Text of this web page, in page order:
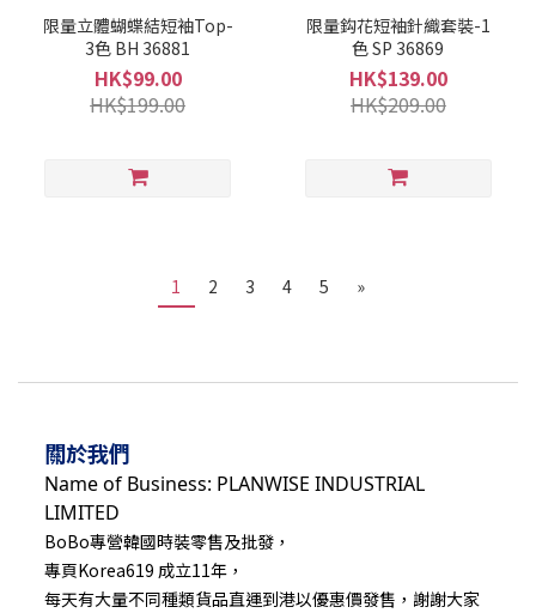
限量立體蝴蝶結短袖Top-
3色 BH 36881
HK$99.00
HK$199.00
限量鈎花短袖針織套裝-1
色 SP 36869
HK$139.00
HK$209.00
1 2 3 4 5 »
關於我們
Name of Business: PLANWISE INDUSTRIAL
LIMITED
BoBo專營韓國時裝零售及批發，
專頁Korea619 成立11年，
每天有大量不同種類貨品直運到港以優惠價發售，謝謝大家